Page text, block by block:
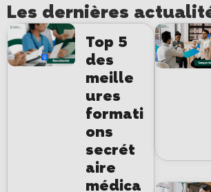
Les dernières
Top 5
des
meille
ures
formati
ons
secrét
aire
médica